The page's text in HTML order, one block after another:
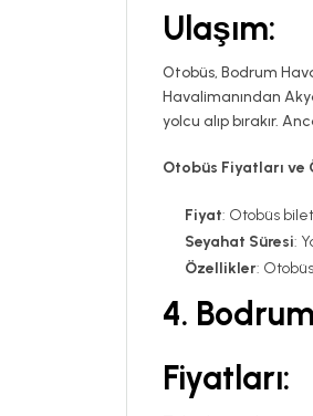
Ulaşım:
Otobüs, Bodrum
Havalimanından
yolcu alıp bırakır.
Otobüs Fiyatları ve
Fiyat: Otobüs
Seyahat Süresi:
Özellikler:
4.
Fiyatları: